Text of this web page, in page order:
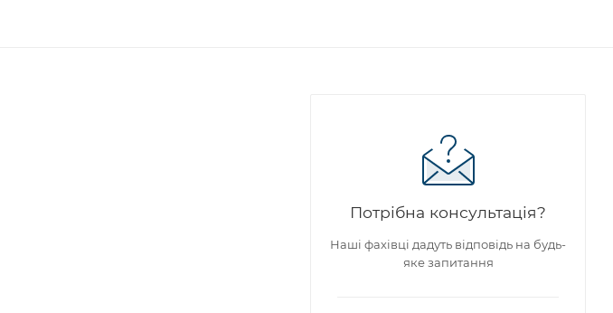
Потрібна консультація?
Наші фахівці дадуть відповідь на будь-
яке запитання